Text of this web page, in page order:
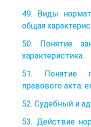
49. Виды
общая
50. Понятие
характеристика.
51. Понятие
правового акта:
52. Судебный и
53. Действие